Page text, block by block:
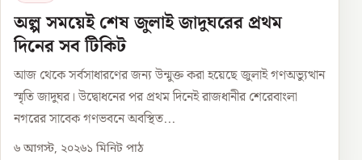
অল্প সময়েই শেষ জুলাই জাদুঘরের প্রথম
দিনের সব টিকিট
আজ থেকে সর্বসাধারণের জন্য উন্মুক্ত করা হয়েছে জুলাই গণঅভ্যুত্থান
স্মৃতি জাদুঘর। উদ্বোধনের পর প্রথম দিনেই রাজধানীর শেরেবাংলা
নগরের সাবেক গণভবনে অবস্থিত...
৬ আগস্ট, ২০২৬১ মিনিট পাঠ